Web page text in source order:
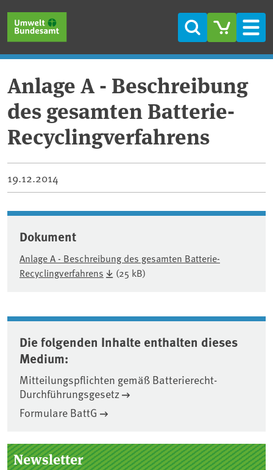
Suche
Anlage A - Beschreibung
des gesamten Batterie-
Recyclingverfahrens
19.12.2014
Dokument
Anlage A - Beschreibung des gesamten Batterie-
Recyclingverfahrens
(25 kB)
Die folgenden Inhalte enthalten dieses
Medium:
Mitteilungspflichten gemäß Batterierecht-
Durchführungsgesetz
Formulare BattG
Seitenleiste
Newsletter